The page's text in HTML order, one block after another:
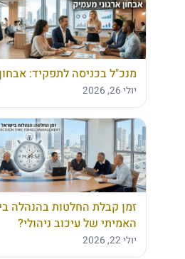
מנכ"ל בכניסה לתפקיד:
יולי 26, 2026
זמן קבלת החלטות בהנהלה
האמיתי של עיכוב ניהולי?
יולי 22, 2026